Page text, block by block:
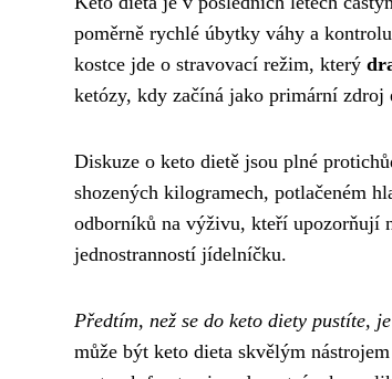
poměrně rychlé úbytky váhy a
kostce jde o stravovací režim, který
ketózy, kdy začíná jako primární
Diskuze o keto dietě jsou plné
shozených kilogramech, potlačeném
odborníků na výživu, kteří upozorňují
jednostranností jídelníčku.
Předtím, než se do keto diety pustíte,
může být keto dieta skvělým